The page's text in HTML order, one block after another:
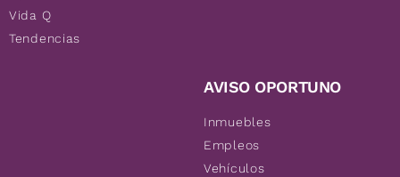
Vida Q
Tendencias
AVISO OPORTUNO
Inmuebles
Empleos
Vehículos